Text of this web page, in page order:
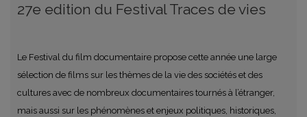
27e edition du Festival Traces de vies
Le Festival du film documentaire propose cette année une large
sélection de films sur les thèmes de la vie des sociétés et des
cultures avec de nombreux documentaires tournés à l’étranger,
mais aussi sur les phénomènes et enjeux politiques, historiques,